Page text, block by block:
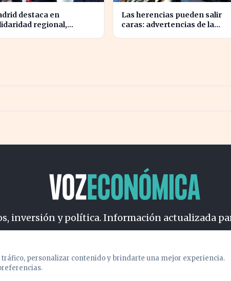
destaca en
regional,
Las herencias pueden salir
caras: advertencias de la
inversión y política. Información actualizada
personalizar contenido y brindarte una mejor experiencia.